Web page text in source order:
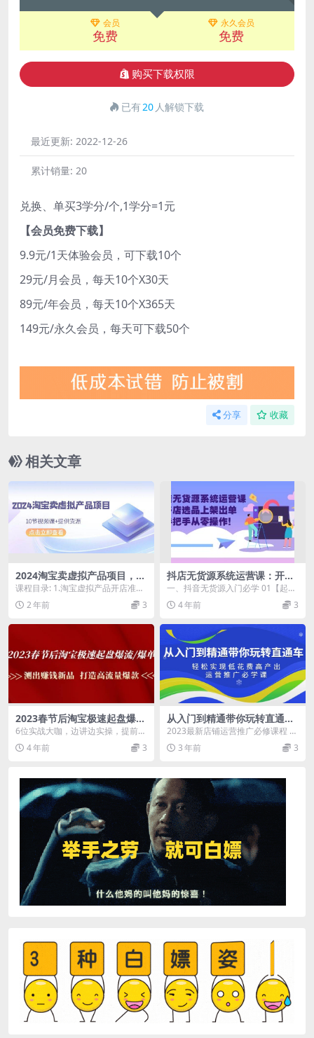
会员
免费
永久会员
免费
购买下载权限
已有20 人解锁下载
最近更新: 2022-12-26
累计销量: 20
兑换、单买3学分/个,1学分=1元
【会员免费下载】
9.9元/1天体验会员，可下载10个
29元/月会员，每天10个X30天
89元/年会员，每天10个X365天
149元/永久会员，每天可下载50个
分享 收藏
相关文章
2024淘宝卖虚拟产品项目，10
节视频课+提供货源
课程目录: 1.淘宝虚拟产品开店准备
工作2.直接提供我自营货源及规则
3.如何快...
2 年前 3
抖店无货源系统运营课：开店
选品上架出单，手把手从零操
作！
一、抖音无货源入门必学 01【起店
思路】抖店的背景和趋势 02【新手
必学】抖店如...
4 年前 3
2023春节后淘宝极速起盘爆
流/爆单：测出赚钱新品 打造
高流量爆款
6位实战大咖，边讲边实操，提前锁
定盈利 课程五大核心亮点： 2023
玩法 你不可...
4 年前 3
从入门到精通带你玩转直通
车：轻松实现低花费高产出，
35节运营推广必学课
2023最新店铺运营推广必修课程 你
是否存在以下困惑? 1、市面上一堆
直通车课，...
3 年前 3